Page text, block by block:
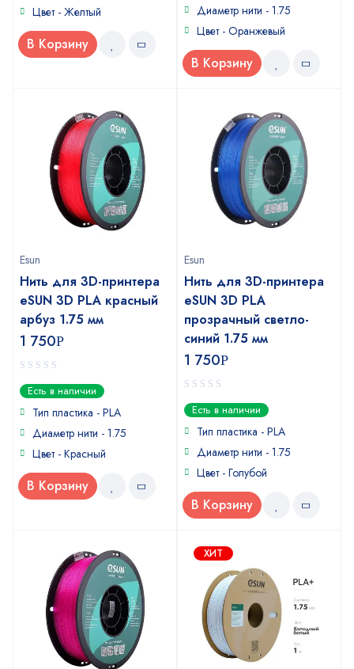
Цвет - Желтый
В Корзину
Диаметр нити - 1.75
Цвет - Оранжевый
В Корзину
Esun
Нить для 3D-принтера
eSUN 3D PLA красный
арбуз 1.75 мм
1 750Р
0
out
of
Есть в наличии
Тип пластика - PLA
Диаметр нити - 1.75
Цвет - Красный
В Корзину
Esun
Нить для 3D-принтера
eSUN 3D PLA
прозрачный светло-
синий 1.75 мм
1 750Р
0
out
of
Есть в наличии
Тип пластика - PLA
Диаметр нити - 1.75
Цвет - Голубой
В Корзину
ХИТ